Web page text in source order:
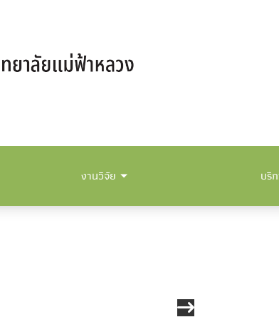
งานวิจัย บริ